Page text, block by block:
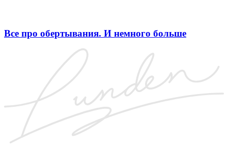
Все про обертывания. И немного больше